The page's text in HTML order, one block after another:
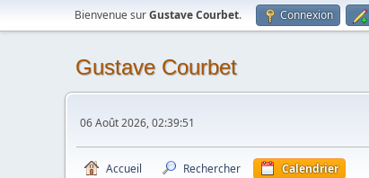
Bienvenue surGustave Courbet. Connexion
Gustave Courbet
06 Août 2026, 02:39:51
Accueil Rechercher Calendrier